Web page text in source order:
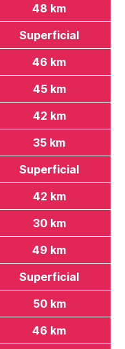
48 km
Superficial
46 km
45 km
42 km
35 km
Superficial
42 km
30 km
49 km
Superficial
50 km
46 km